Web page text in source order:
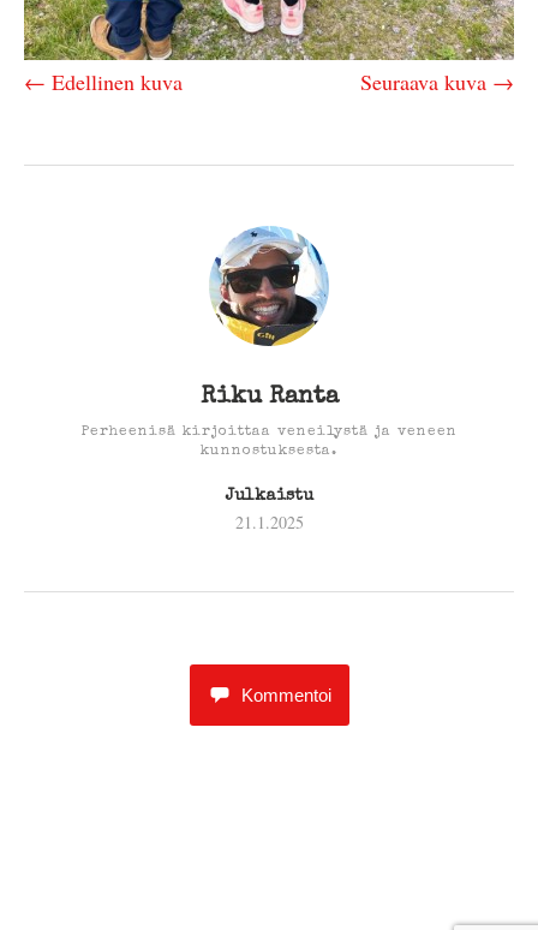
← Edellinen kuva Seuraava kuva →
Riku Ranta
Perheenisä kirjoittaa veneilystä ja veneen
kunnostuksesta.
Julkaistu
21.1.2025
Kommentoi